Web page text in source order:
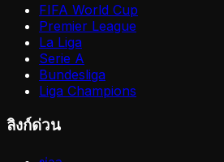
FIFA World Cup
Premier League
La Liga
Serie A
Bundesliga
Liga Champions
ลิงก์ด่วน